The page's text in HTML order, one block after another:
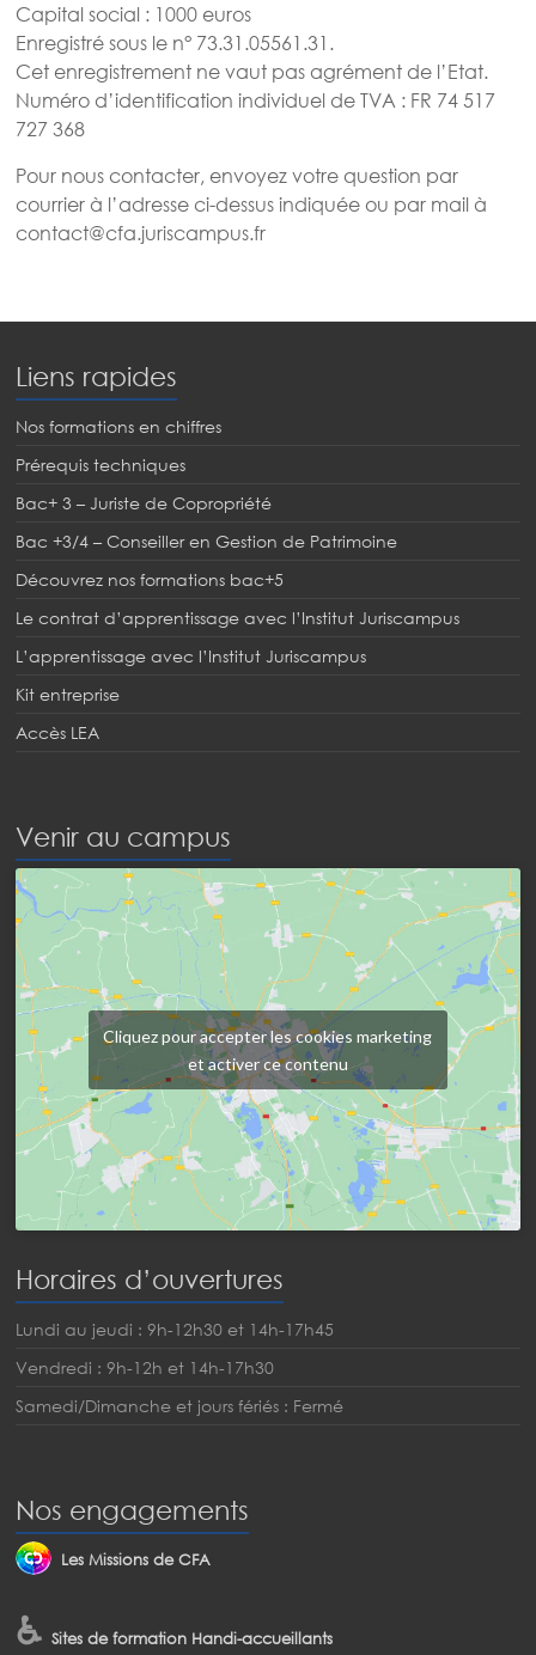
Capital social : 1000 euros
Enregistré sous le n° 73.31.05561.31.
Cet enregistrement ne vaut pas agrément de l’Etat.
Numéro d’identification individuel de TVA : FR 74 517
727 368
Pour nous contacter, envoyez votre question par
courrier à l’adresse ci-dessus indiquée ou par mail à
contact@cfa.juriscampus.fr
Liens rapides
Nos formations en chiffres
Prérequis techniques
Bac+ 3 – Juriste de Copropriété
Bac +3/4 – Conseiller en Gestion de Patrimoine
Découvrez nos formations bac+5
Le contrat d’apprentissage avec l’Institut Juriscampus
L’apprentissage avec l’Institut Juriscampus
Kit entreprise
Accès LEA
Venir au campus
Cliquez pour accepter les cookies marketing
et activer ce contenu
Horaires d’ouvertures
Lundi au jeudi : 9h-12h30 et 14h-17h45
Vendredi : 9h-12h et 14h-17h30
Samedi/Dimanche et jours fériés : Fermé
Nos engagements
Les Missions de CFA
♿ Sites de formation Handi-accueillants